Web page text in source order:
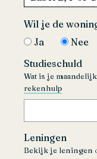
Wil je de
Ja
Nee
Studieschuld
Wat is je
rekenhulp
Leningen
Bekijk je leningen